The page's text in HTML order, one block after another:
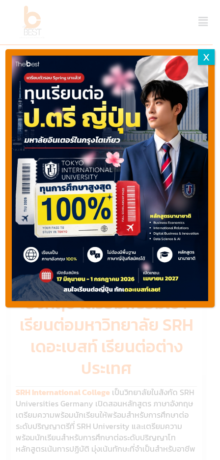
Last updated April 20, 2024 ago byWebmaster
Thebest
Share Favorite Print
เรียนต่อเยอรมัน สถาบัน
SRH International
College หลักสูตรภาษา
อังกฤษ เตรียมพร้อมเข้า
เรียนต่อมหาวิทยาลัย SRH
เดอะเบสท์ เรียนต่อต่าง
ประเทศ
SRH International College เป็นวิทยาลัยในสังกัด SRH
Universities Germany เปิดสอนหลักสูตร ภาษาอังกฤษ
เตรียมความพร้อมนักเรียนให้พร้อมสำหรับการศึกษาต่อ
ระดับปริญญาตรีที่ SRH University และเตรียมความ
พร้อมนักเรียนสำหรับการศึกษาต่อระดับปริญญาโท
หลักสูตรเน้นการปฏิบัติ มุ่งเน้นทักษะที่จำเป็นสำหรับอาชีพ
X